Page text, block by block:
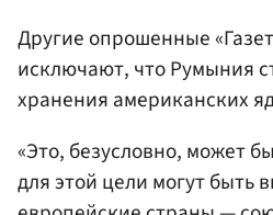
Другие опрошенные
исключают, что Румыния
хранения американских
«Это, безусловно, может
для этой цели могут быть